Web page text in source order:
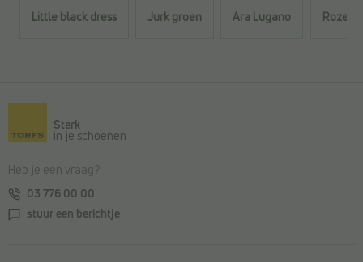
Little black dress Jurk groen Ara Lugano Roze
Sterk
in je schoenen
Heb je een vraag?
03 776 00 00
stuur een berichtje